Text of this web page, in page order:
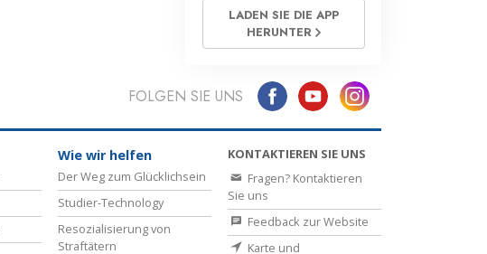
LADEN SIE DIE APP
HERUNTER
FOLGEN SIE UNS
Wie wir helfen
Der Weg zum Glücklichsein
Studier-Technology
Resozialisierung von
Straftätern
KONTAKTIEREN SIE UNS
Fragen? Kontaktieren
Sie uns
Feedback zur Website
Karte und